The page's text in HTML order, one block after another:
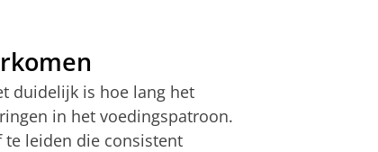
duidelijk is hoe lang het
in het voedingspatroon.
​​te leiden die consistent